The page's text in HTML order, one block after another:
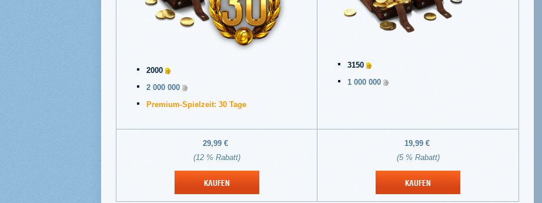
2000
2 000 000
Premium-Spielzeit: 30 Tage
3150
1 000 000
29,99 €
(12 % Rabatt)
KAUFEN
19,99 €
(5 % Rabatt)
KAUFEN